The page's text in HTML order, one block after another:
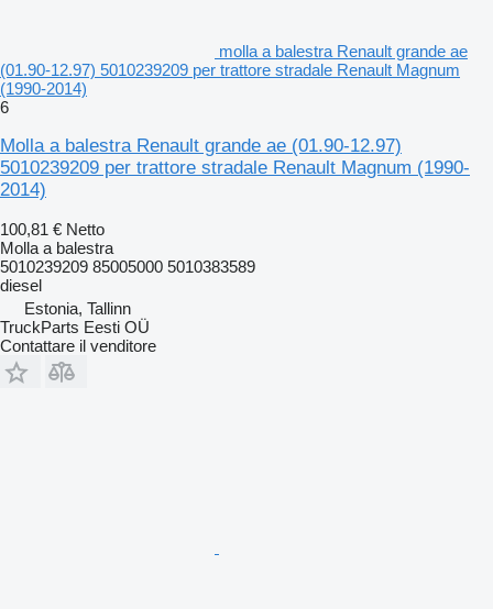
molla a balestra Renault grande ae
(01.90-12.97) 5010239209 per trattore stradale Renault Magnum
(1990-2014)
6
Molla a balestra Renault grande ae (01.90-12.97)
5010239209 per trattore stradale Renault Magnum (1990-
2014)
100,81 € Netto
Molla a balestra
5010239209 85005000 5010383589
diesel
Estonia, Tallinn
TruckParts Eesti OÜ
Contattare il venditore